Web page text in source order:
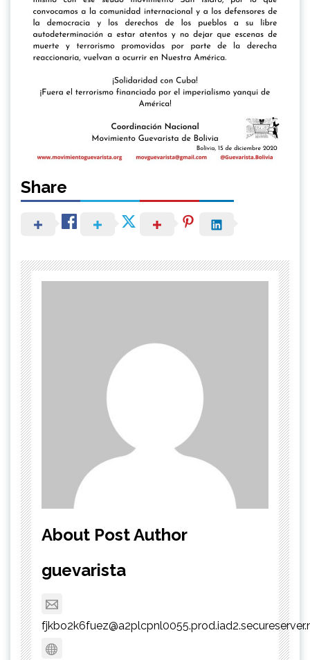
Share
About Post Author
guevarista